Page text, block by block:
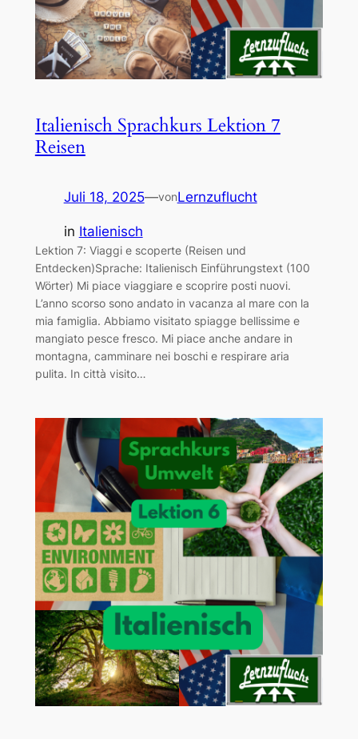
Italienisch Sprachkurs Lektion 7
Reisen
Juli 18, 2025—vonLernzuflucht
in Italienisch
Lektion 7: Viaggi e scoperte (Reisen und
Entdecken)Sprache: Italienisch Einführungstext (100
Wörter) Mi piace viaggiare e scoprire posti nuovi.
L’anno scorso sono andato in vacanza al mare con la
mia famiglia. Abbiamo visitato spiagge bellissime e
mangiato pesce fresco. Mi piace anche andare in
montagna, camminare nei boschi e respirare aria
pulita. In città visito…